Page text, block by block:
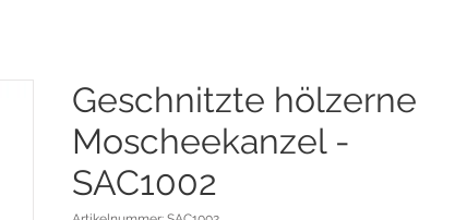
Geschnitzte hölzerne
Moscheekanzel -
SAC1002